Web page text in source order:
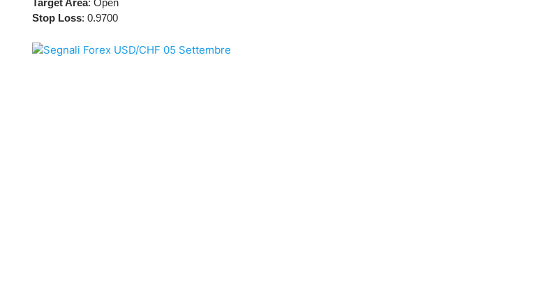
Target Area: Open
Stop Loss: 0.9700